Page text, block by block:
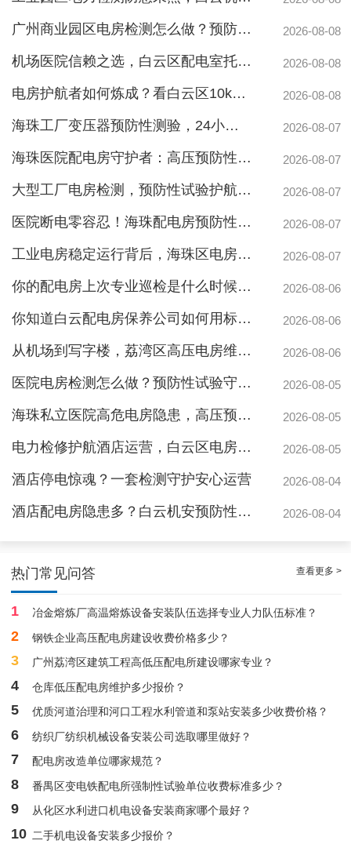
广州商业园区电房检测怎么做？预防性试验守护电力安全 2026-08-08
机场医院信赖之选，白云区配电室托管公司护航高频稳定用电 2026-08-08
电房护航者如何炼成？看白云区10kv配电房维保公司如何守护商业园区与地标脉搏 2026-08-08
海珠工厂变压器预防性测验，24小时生产不断电的守护神 2026-08-07
海珠医院配电房守护者：高压预防性试验如何规避呼吸机停摆风险 2026-08-07
大型工厂电房检测，预防性试验护航24h连续生产 2026-08-07
医院断电零容忍！海珠配电房预防性检测如何守住生命线？ 2026-08-07
工业电房稳定运行背后，海珠区电房维护公司如何守护写字楼与工厂用电安全 2026-08-07
你的配电房上次专业巡检是什么时候？白云配电房巡检公司告诉你定期检测有多重要 2026-08-06
你知道白云配电房保养公司如何用标准化流程守护企业电力安全吗？ 2026-08-06
从机场到写字楼，荔湾区高压电房维保公司如何守护电力生命线 2026-08-06
医院电房检测怎么做？预防性试验守护生命线不停摆 2026-08-05
海珠私立医院高危电房隐患，高压预防性试验守护生命线 2026-08-05
电力检修护航酒店运营，白云区电房托管公司实力护航地标建筑 2026-08-05
酒店停电惊魂？一套检测守护安心运营 2026-08-04
酒店配电房隐患多？白云机安预防性检测全解析 2026-08-04
热门常见问答 查看更多 >
1 冶金熔炼厂高温熔炼设备安装队伍选择专业人力队伍标准？
2 钢铁企业高压配电房建设收费价格多少？
3 广州荔湾区建筑工程高低压配电所建设哪家专业？
4 仓库低压配电房维护多少报价？
5 优质河道治理和河口工程水利管道和泵站安装多少收费价格？
6 纺织厂纺织机械设备安装公司选取哪里做好？
7 配电房改造单位哪家规范？
8 番禺区变电铁配电所强制性试验单位收费标准多少？
9 从化区水利进口机电设备安装商家哪个最好？
10 二手机电设备安装多少报价？
白云医院高压配电房托管案例|按照规定
靠谱白云箱式配电房维护保养服务，阻止潜在风险